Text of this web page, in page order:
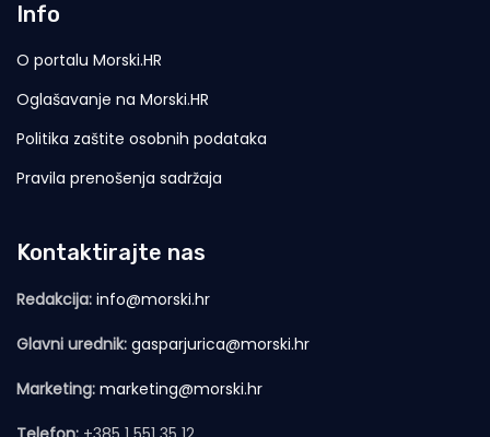
Info
O portalu Morski.HR
Oglašavanje na Morski.HR
Politika zaštite osobnih podataka
Pravila prenošenja sadržaja
Kontaktirajte nas
Redakcija: info@morski.hr
Glavni urednik: gasparjurica@morski.hr
Marketing: marketing@morski.hr